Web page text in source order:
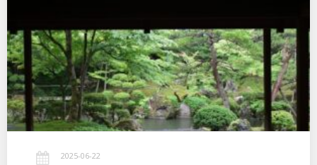
…
2025-06-22